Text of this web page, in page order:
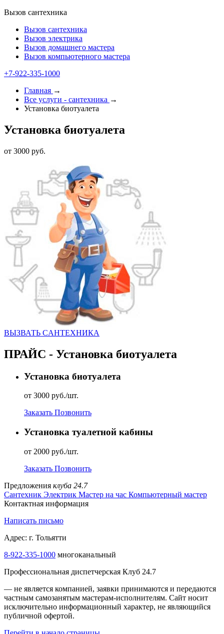
Вызов сантехника
Вызов сантехника
Вызов электрика
Вызов домашнего мастера
Вызов компьютерного мастера
+7-922-335-1000
Главная →
Все услуги - cантехника →
Установка биотуалета
Установка биотуалета
от 3000 руб.
ВЫЗВАТЬ CАНТЕХНИКА
ПРАЙС - Установка биотуалета
Установка биотуалета
от 3000 руб./шт.
Заказать Позвонить
Установка туалетной кабины
от 2000 руб./шт.
Заказать Позвонить
Предложения клуба 24.7
Сантехник Электрик Мастер на час Компьютерный мастер
Контактная информация
Написать письмо
Адрес: г. Тольятти
8-922-335-1000 многоканальный
Профессиональная диспетчерская Клуб 24.7
— не является компанией, заявки принимаются и передаются
частным самозанятым мастерам‑исполнителям. Сайт носит
исключительно информационный характер, не являющийся
публичной офертой.